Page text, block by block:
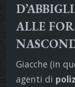
ALLE
Giacche (in
agenti di